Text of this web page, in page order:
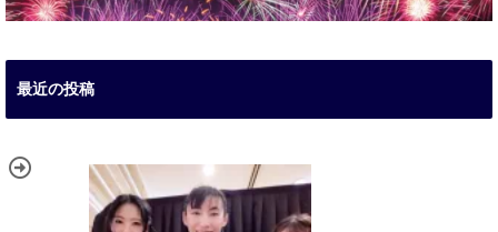
最近の投稿